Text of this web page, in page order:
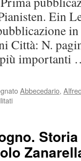
Ein
Città: N.
più
Abbecedario,
su
pianista
(2012/2014)
di